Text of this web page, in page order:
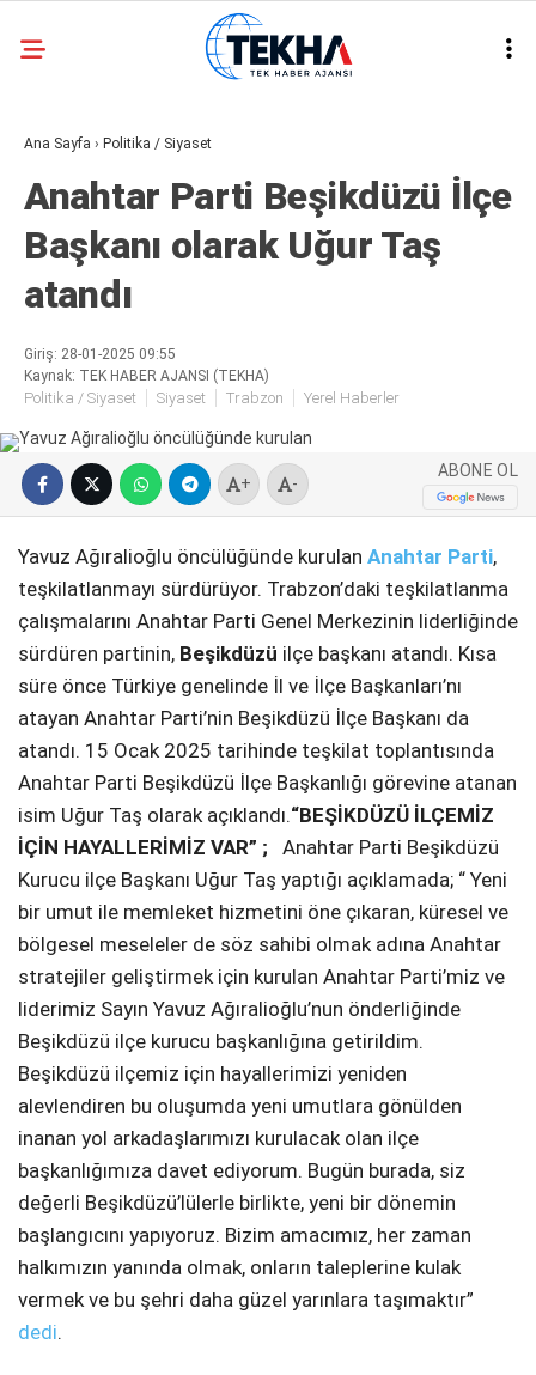
Hattı
Facebook
Instagram
Youtube
26.8
ASAYIŞ
GÜNDEM
GENEL
POLITIKA
SIYASET
DÜNYA
SPOR
SERVISLER
Ana Sayfa › Politika / Siyaset
Anahtar Parti Beşikdüzü İlçe
Başkanı olarak Uğur Taş
atandı
Giriş: 28-01-2025 09:55
Kaynak: TEK HABER AJANSI (TEKHA)
Politika / Siyaset Siyaset Trabzon Yerel Haberler
+ -
ABONE OL
Yavuz Ağıralioğlu öncülüğünde kurulan Anahtar Parti,
teşkilatlanmayı sürdürüyor. Trabzon’daki teşkilatlanma
çalışmalarını Anahtar Parti Genel Merkezinin liderliğinde
sürdüren partinin, Beşikdüzü ilçe başkanı atandı. Kısa
süre önce Türkiye genelinde İl ve İlçe Başkanları’nı
atayan Anahtar Parti’nin Beşikdüzü İlçe Başkanı da
atandı. 15 Ocak 2025 tarihinde teşkilat toplantısında
Anahtar Parti Beşikdüzü İlçe Başkanlığı görevine atanan
isim Uğur Taş olarak açıklandı.“BEŞİKDÜZÜ İLÇEMİZ
İÇİN HAYALLERİMİZ VAR” ; Anahtar Parti Beşikdüzü
Kurucu ilçe Başkanı Uğur Taş yaptığı açıklamada; “ Yeni
bir umut ile memleket hizmetini öne çıkaran, küresel ve
bölgesel meseleler de söz sahibi olmak adına Anahtar
stratejiler geliştirmek için kurulan Anahtar Parti’miz ve
liderimiz Sayın Yavuz Ağıralioğlu’nun önderliğinde
Beşikdüzü ilçe kurucu başkanlığına getirildim.
Beşikdüzü ilçemiz için hayallerimizi yeniden
alevlendiren bu oluşumda yeni umutlara gönülden
inanan yol arkadaşlarımızı kurulacak olan ilçe
başkanlığımıza davet ediyorum. Bugün burada, siz
değerli Beşikdüzü’lülerle birlikte, yeni bir dönemin
başlangıcını yapıyoruz. Bizim amacımız, her zaman
halkımızın yanında olmak, onların taleplerine kulak
vermek ve bu şehri daha güzel yarınlara taşımaktır”
dedi.